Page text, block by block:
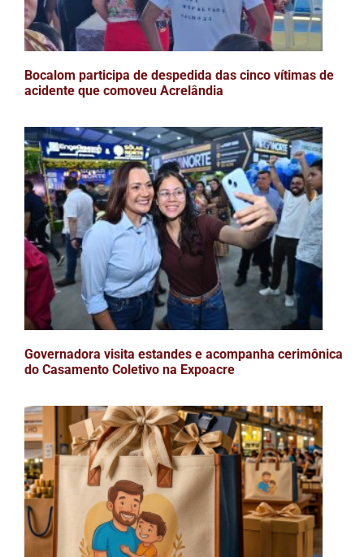
Bocalom participa de despedida das cinco vítimas de
acidente que comoveu Acrelândia
Governadora visita estandes e acompanha cerimônica
do Casamento Coletivo na Expoacre